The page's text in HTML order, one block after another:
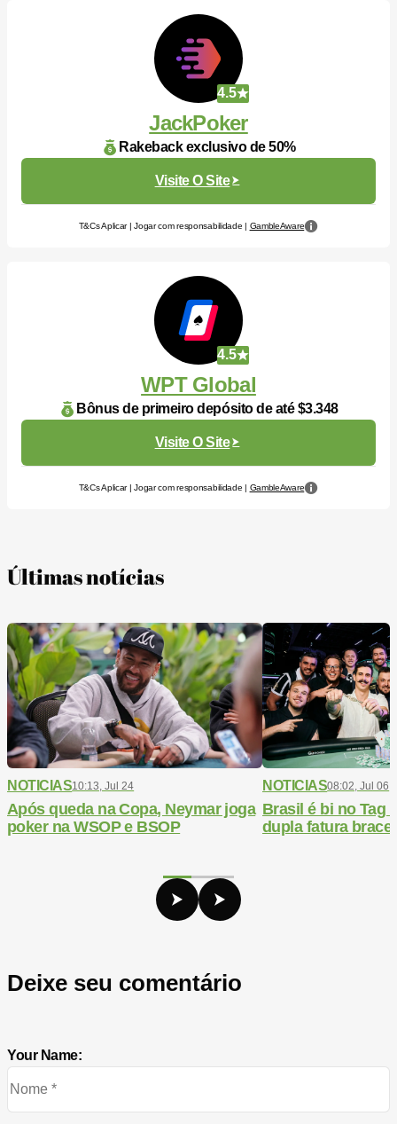
4.5
JackPoker
Rakeback exclusivo de 50%
Visite O Site
T&Cs Aplicar | Jogar com responsabilidade | GambleAware
4.5
WPT Global
Bônus de primeiro depósito de até $3.348
Visite O Site
T&Cs Aplicar | Jogar com responsabilidade | GambleAware
Últimas notícias
NOTICIAS10:13, Jul 24
Após queda na Copa, Neymar joga
poker na WSOP e BSOP
NOTICIAS08:02, Jul 06
Brasil é bi no Tag
dupla fatura
Deixe seu comentário
Your Name: